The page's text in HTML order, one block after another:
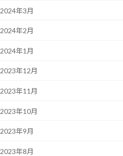
2024年3月
2024年2月
2024年1月
2023年12月
2023年11月
2023年10月
2023年9月
2023年8月